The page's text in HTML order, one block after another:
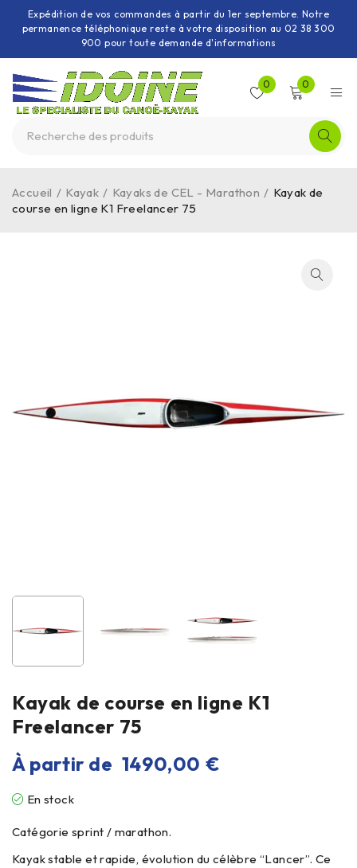
Expédition de vos commandes à partir du 1er septembre. Notre
permanence téléphonique reste à votre disposition au 02 38 300
900 pour toute demande d'informations
0 0
Accueil / Kayak / Kayaks de CEL - Marathon / Kayak de
course en ligne K1 Freelancer 75
Kayak de course en ligne K1
Freelancer 75
À partir de 1490,00 €
En stock
Catégorie sprint / marathon.
Kayak stable et rapide, évolution du célèbre “Lancer”. Ce